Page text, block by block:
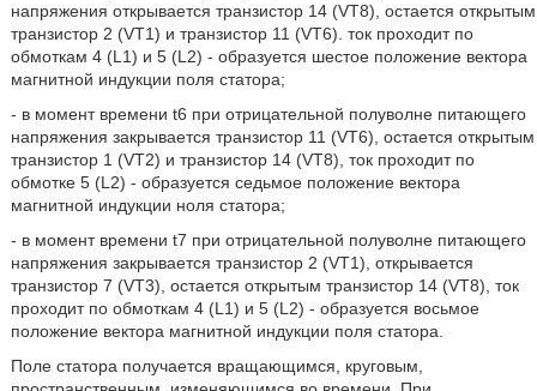
напряжения открывается транзистор 14 (VT8), остается открытым
транзистор 2 (VT1) и транзистор 11 (VT6). ток проходит по
обмоткам 4 (L1) и 5 (L2) - образуется шестое положение вектора
магнитной индукции поля статора;
- в момент времени t6 при отрицательной полуволне питающего
напряжения закрывается транзистор 11 (VT6), остается открытым
транзистор 1 (VT2) и транзистор 14 (VT8), ток проходит по
обмотке 5 (L2) - образуется седьмое положение вектора
магнитной индукции ноля статора;
- в момент времени t7 при отрицательной полуволне питающего
напряжения закрывается транзистор 2 (VT1), открывается
транзистор 7 (VT3), остается открытым транзистор 14 (VT8), ток
проходит по обмоткам 4 (L1) и 5 (L2) - образуется восьмое
положение вектора магнитной индукции поля статора.
Поле статора получается вращающимся, круговым,